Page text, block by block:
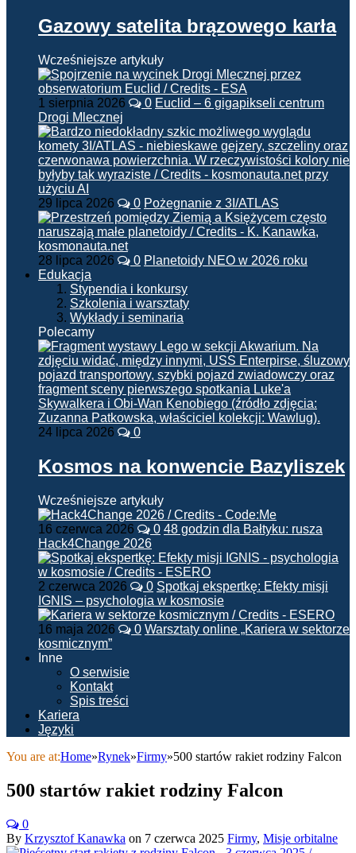
Gazowy satelita brązowego karła
Wcześniejsze artykuły
1 sierpnia 2026 0 Euclid – 6 gigapikseli centrum
Drogi Mlecznej
29 lipca 2026 0 Pożegnanie z 3I/ATLAS
28 lipca 2026 0 Planetoidy NEO w 2026 roku
Edukacja
Stypendia i konkursy
Szkolenia i warsztaty
Wykłady i seminaria
Polecamy
24 lipca 2026 0
Kosmos na konwencie Bazyliszek
Wcześniejsze artykuły
16 czerwca 2026 0 48 godzin dla Bałtyku: rusza
Hack4Change 2026
2 czerwca 2026 0 Spotkaj ekspertkę: Efekty misji
IGNIS – psychologia w kosmosie
16 maja 2026 0 Warsztaty online „Kariera w sektorze
kosmicznym”
Inne
O serwisie
Kontakt
Spis treści
Kariera
Języki
You are at:Home»Rynek»Firmy»500 startów rakiet rodziny Falcon
500 startów rakiet rodziny Falcon
0
By Krzysztof Kanawka on 7 czerwca 2025 Firmy, Misje orbitalne